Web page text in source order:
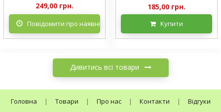
249,00 грн.
Повідомити про наявність
185,00 грн.
Купити
Дивитись всі товари
Головна | Товари | Про нас | Контакти | Відгуки